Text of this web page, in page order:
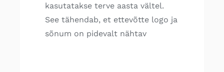
kasutatakse terve aasta vältel.
See tähendab, et ettevõtte logo ja
sõnum on pidevalt nähtav